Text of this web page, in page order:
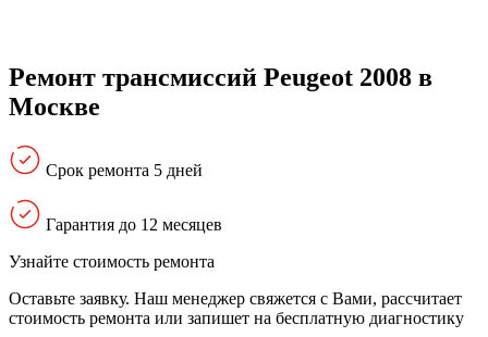
Ремонт трансмиссий Peugeot 2008 в
Москве
Срок ремонта 5 дней
Гарантия до 12 месяцев
Узнайте стоимость ремонта
Оставьте заявку. Наш менеджер свяжется с Вами, расcчитает
стоимость ремонта или запишет на бесплатную диагностику